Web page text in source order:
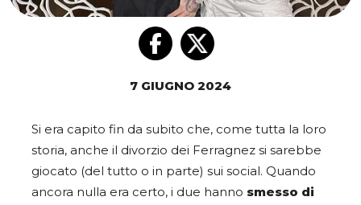
7 GIUGNO 2024
Si era capito fin da subito che, come tutta la loro
storia, anche il divorzio dei Ferragnez si sarebbe
giocato (del tutto o in parte) sui social. Quando
ancora nulla era certo, i due hanno smesso di